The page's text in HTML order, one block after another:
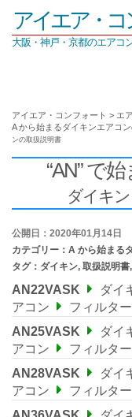
アイエア・コ
大阪・神戸・京都のエアコ
アイエア・コンフォート > エ
A から始まるダイキンエアコ
ンの取扱説明書
“AN” で
ダイキ
公開日：2020年01月14日
カテゴリー： A から始まる
タグ： ダイキン, 取扱説明書,
AN22VASK ダイ
アコン
フィルタ
AN25VASK
ダイ
アコン
フィルタ
AN28VASK
ダイ
アコン
フィルタ